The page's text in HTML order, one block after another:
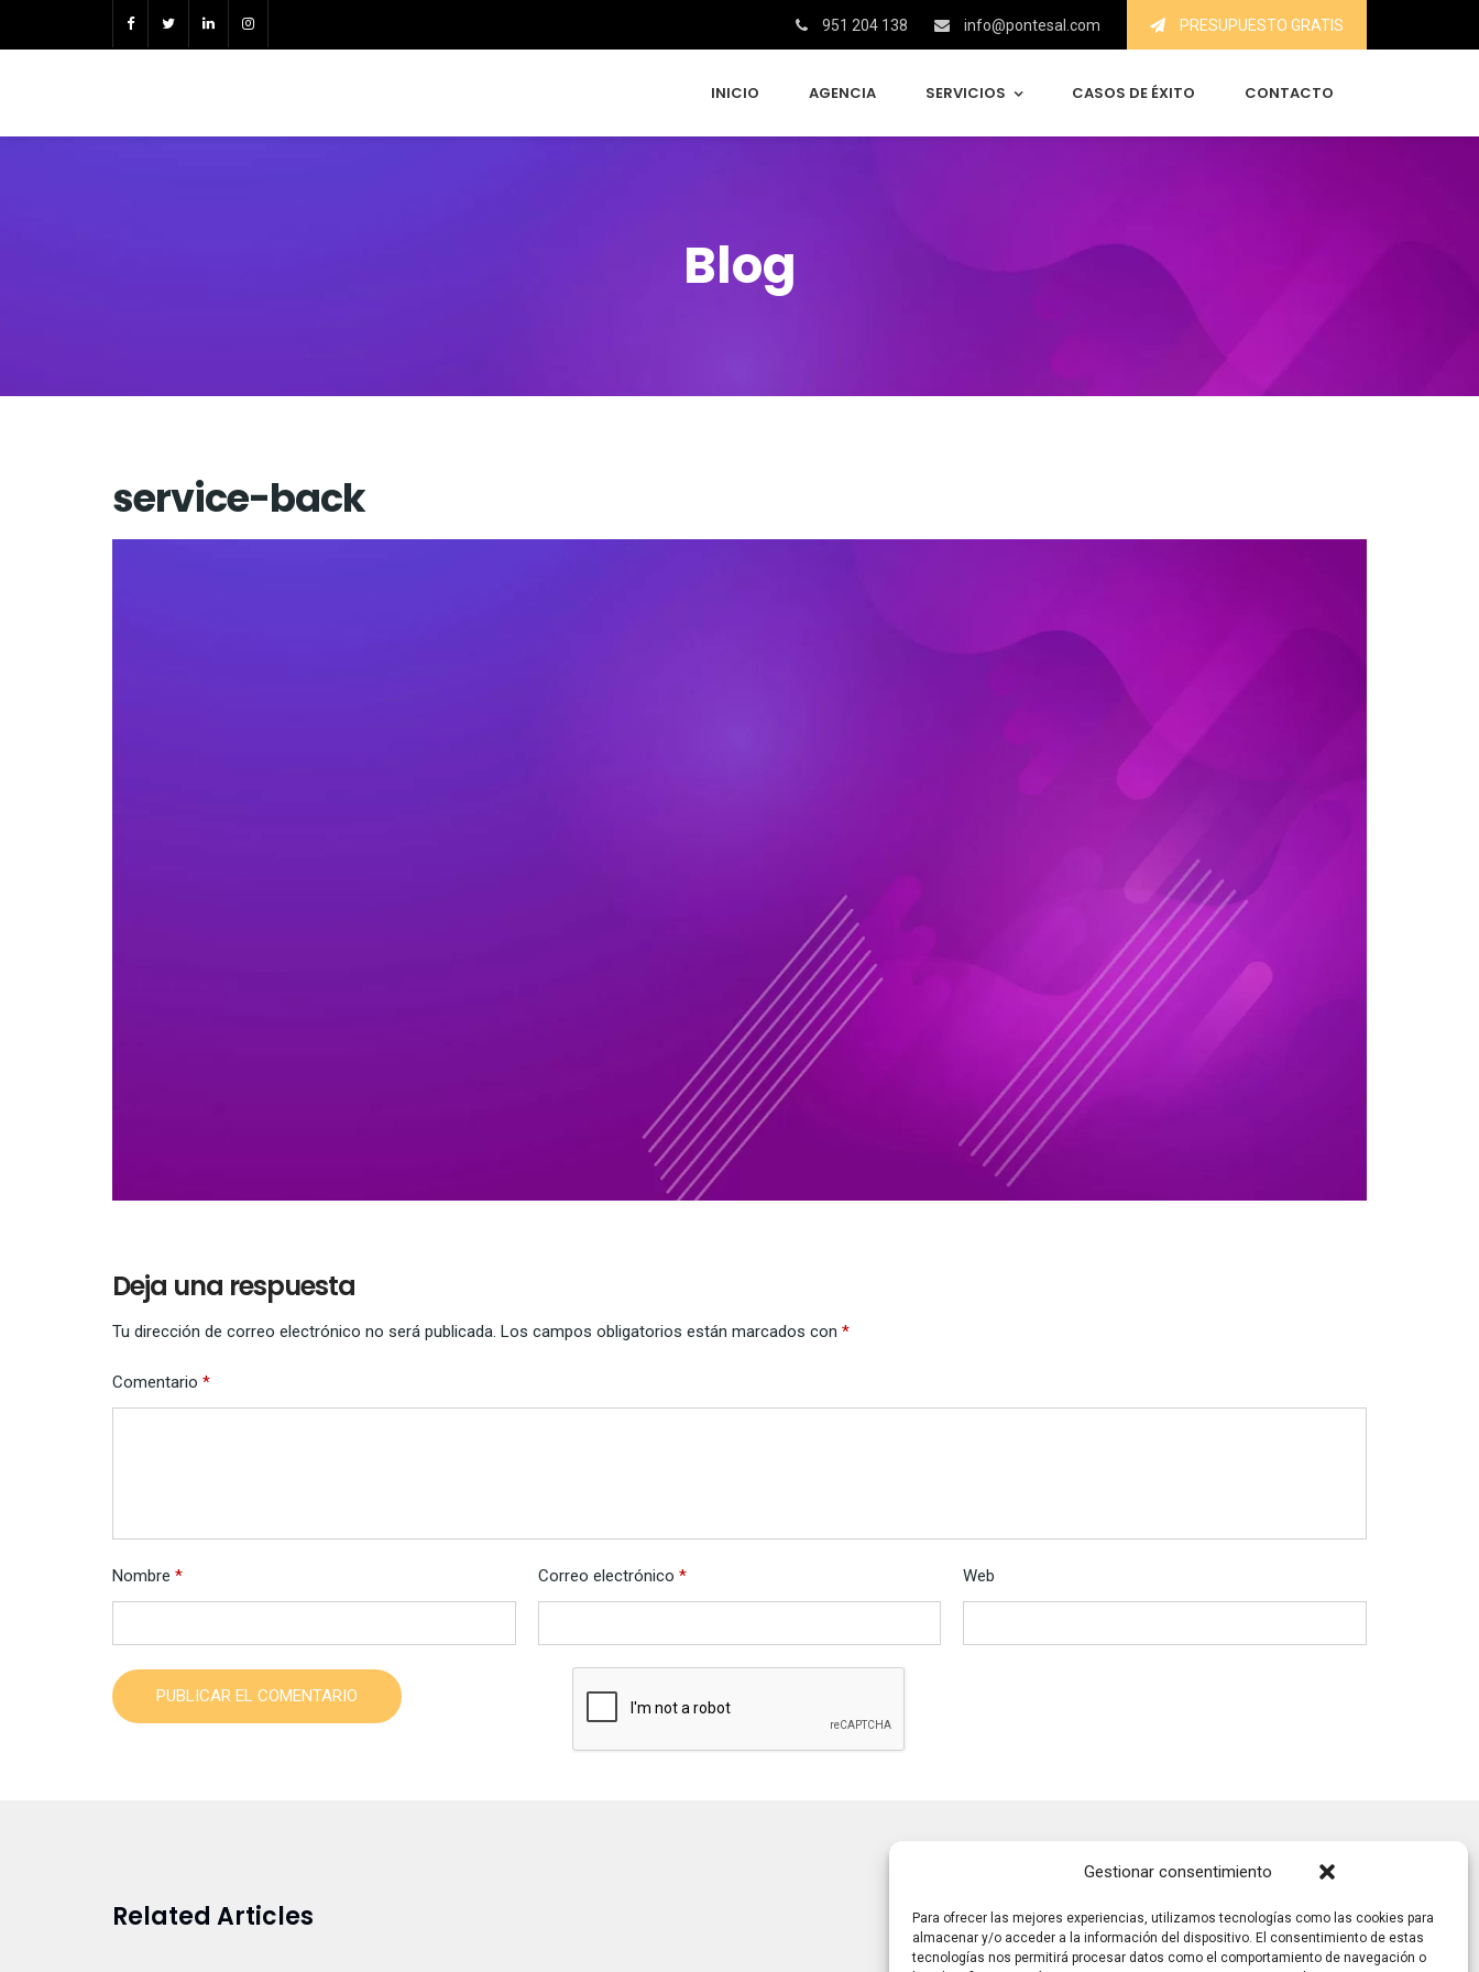
Gestionar consentimiento
Para ofrecer las mejores experiencias, utilizamos tecnologías como las cookies para
almacenar y/o acceder a la información del dispositivo. El consentimiento de estas
tecnologías nos permitirá procesar datos como el comportamiento de navegación o
951 204 138 info@pontesal.com PRESUPUESTO GRATIS
INICIO AGENCIA SERVICIOS CASOS DE ÉXITO CONTACTO
Blog
service-back
Deja una respuesta
Tu dirección de correo electrónico no será publicada. Los campos obligatorios están marcados con *
Comentario *
Nombre * Correo electrónico * Web
PUBLICAR EL COMENTARIO
Related Articles